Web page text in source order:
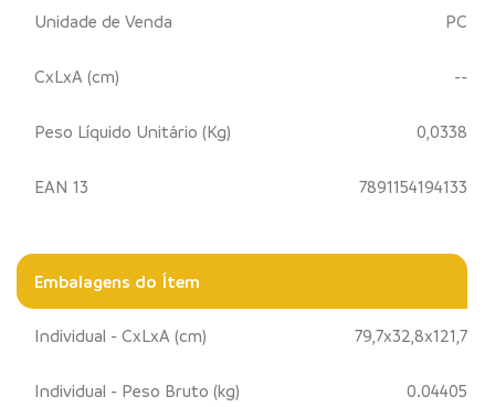
Unidade de Venda PC
CxLxA (cm) --
Peso Líquido Unitário (Kg) 0,0338
EAN 13 7891154194133
Embalagens do Ítem
Individual - CxLxA (cm) 79,7x32,8x121,7
Individual - Peso Bruto (kg) 0.04405